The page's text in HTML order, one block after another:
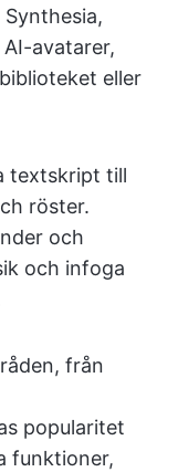
avatarer,
eller
textskript till
röster.
och
och infoga
från
popularitet
funktioner,